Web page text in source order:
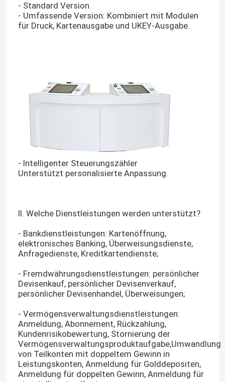
- Standard Version
- Umfassende Version: Kombiniert mit Modulen
für Druck, Kartenausgabe und UKEY-Ausgabe.
- Intelligenter Steuerungszähler
Unterstützt personalisierte Anpassung.
II. Welche Dienstleistungen werden unterstützt?
- Bankdienstleistungen: Kartenöffnung,
elektronisches Banking, Überweisungsdienste,
Anfragedienste, Kreditkartendienste;
- Fremdwährungsdienstleistungen: persönlicher
Devisenkauf, persönlicher Devisenverkauf,
persönlicher Devisenhandel, Überweisungen;
- Vermögensverwaltungsdienstleistungen:
Anmeldung, Abonnement, Rückzahlung,
Kundenrisikobewertung, Stornierung der
Vermögensverwaltungsproduktaufgabe,Umwandlung
von Teilkonten mit doppeltem Gewinn in
Leistungskonten, Anmeldung für Golddepositen,
Anmeldung für doppelten Gewinn, Anmeldung für